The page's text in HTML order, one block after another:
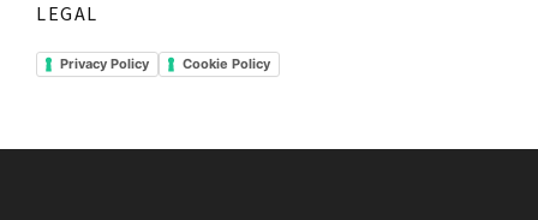
LEGAL
Privacy Policy Cookie Policy